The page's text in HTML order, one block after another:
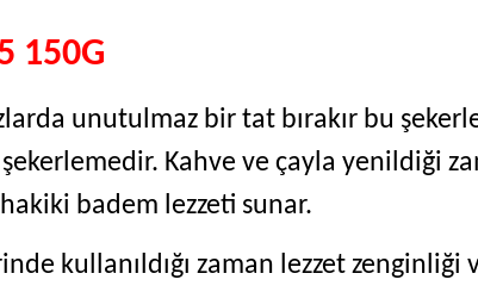
150G
unutulmaz bir tat bırakır bu
Kahve ve çayla yenildiği
badem lezzeti sunar.
kullanıldığı zaman lezzet zenginliği